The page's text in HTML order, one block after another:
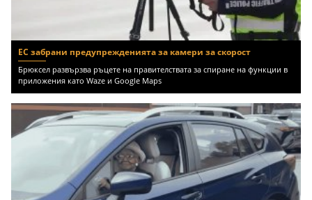
ЕС забрани предупрежденията за камери за скорост
Брюксел развързва ръцете на правителствата за спиране на функции в
приложения като Waze и Google Maps